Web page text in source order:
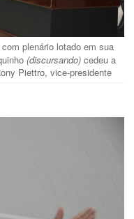
plenário lotado em sua
(discursando)cedeu a
Piettro, vice-presidente